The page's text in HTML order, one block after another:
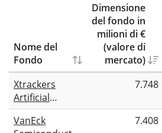
Nome del
Fondo
Dimensione
del fondo in
milioni di €
(valore di
mercato)
Xtrackers
Artificial
Intelligence &
Big Data UCITS
7.748
VanEck
7.408